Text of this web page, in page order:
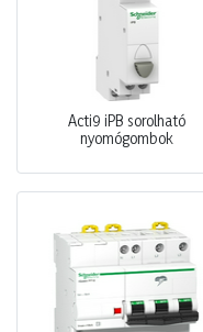
Acti9 iPB sorolható
nyomógombok